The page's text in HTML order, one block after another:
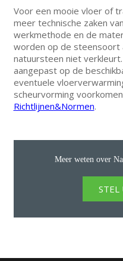
Voor een mooie vloer of
meer technische zaken
werkmethode en de
worden op de steensoort
natuursteen niet
aangepast op de
eventuele
scheurvorming
Richtlijnen&Normen.
Meer weten over
STEL